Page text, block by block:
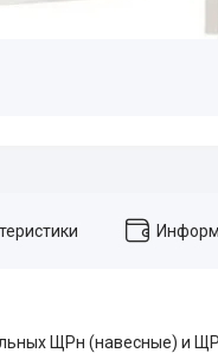
ЩРн (навесные) и